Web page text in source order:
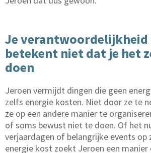
Je verantwoordelijkheid
betekent niet dat je het
doen
Jeroen vermijdt dingen die geen
zelfs energie kosten. Niet door ze te
ze op een andere manier te
of soms bewust niet te doen. Of het
verjaardagen of belangrijke events op
energie kost zoekt Jeroen een manier